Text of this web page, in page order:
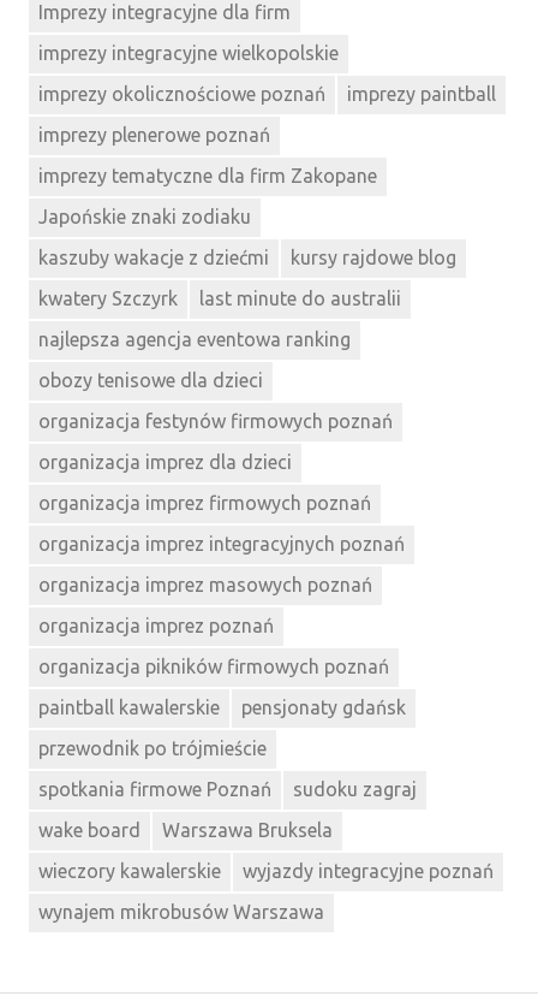
Imprezy integracyjne dla firm
imprezy integracyjne wielkopolskie
imprezy okolicznościowe poznań
imprezy paintball
imprezy plenerowe poznań
imprezy tematyczne dla firm Zakopane
Japońskie znaki zodiaku
kaszuby wakacje z dziećmi
kursy rajdowe blog
kwatery Szczyrk
last minute do australii
najlepsza agencja eventowa ranking
obozy tenisowe dla dzieci
organizacja festynów firmowych poznań
organizacja imprez dla dzieci
organizacja imprez firmowych poznań
organizacja imprez integracyjnych poznań
organizacja imprez masowych poznań
organizacja imprez poznań
organizacja pikników firmowych poznań
paintball kawalerskie
pensjonaty gdańsk
przewodnik po trójmieście
spotkania firmowe Poznań
sudoku zagraj
wake board
Warszawa Bruksela
wieczory kawalerskie
wyjazdy integracyjne poznań
wynajem mikrobusów Warszawa